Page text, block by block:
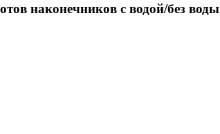
наконечников с водой/без воды